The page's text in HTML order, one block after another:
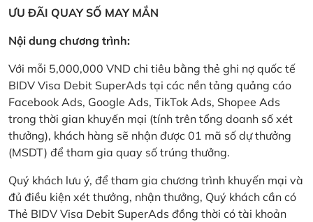
ƯU ĐÃI QUAY SỐ MAY MẮN
Nội dung chương trình:
Với mỗi 5,000,000 VND chi tiêu bằng thẻ ghi nợ quốc tế
BIDV Visa Debit SuperAds tại các nền tảng quảng cáo
Facebook Ads, Google Ads, TikTok Ads, Shopee Ads
trong thời gian khuyến mại (tính trên tổng doanh số xét
thưởng), khách hàng sẽ nhận được 01 mã số dự thưởng
(MSDT) để tham gia quay số trúng thưởng.
Quý khách lưu ý, để tham gia chương trình khuyến mại và
đủ điều kiện xét thưởng, nhận thưởng, Quý khách cần có
Thẻ BIDV Visa Debit SuperAds đồng thời có tài khoản